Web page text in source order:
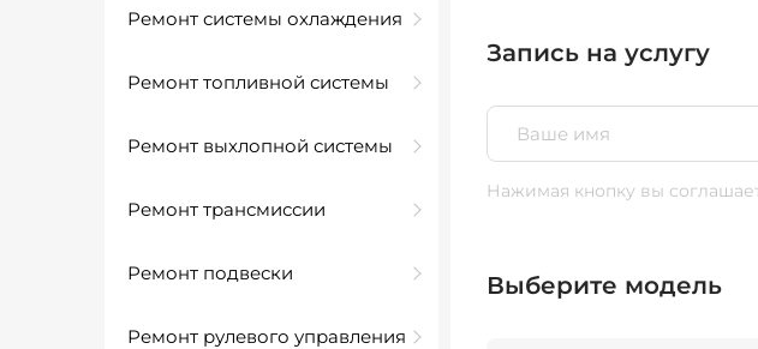
Ремонт системы охлаждения
Ремонт топливной системы
Ремонт выхлопной системы
Ремонт трансмиссии
Ремонт подвески
Ремонт рулевого управления
Запись на услугу
Нажимая кнопку вы
Выберите модель